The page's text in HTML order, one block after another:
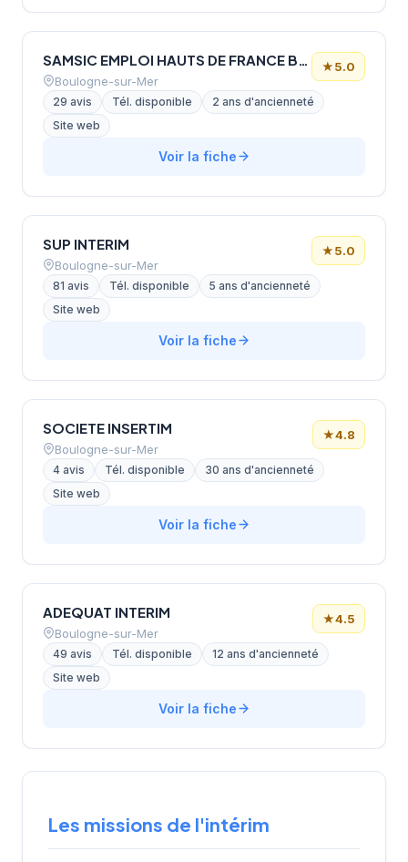
SAMSIC EMPLOI HAUTS DE FRANCE BOULOGNE SUR MER
Boulogne-sur-Mer
★5.0
29 avis Tél. disponible
2 ans d'ancienneté
Site web
Voir la fiche
SUP INTERIM
Boulogne-sur-Mer
★5.0
81 avis Tél. disponible
5 ans d'ancienneté
Site web
Voir la fiche
SOCIETE INSERTIM
Boulogne-sur-Mer
★4.8
4 avis Tél. disponible
30 ans d'ancienneté
Site web
Voir la fiche
ADEQUAT INTERIM
Boulogne-sur-Mer
★4.5
49 avis Tél. disponible
12 ans d'ancienneté
Site web
Voir la fiche
Les missions de l'intérim